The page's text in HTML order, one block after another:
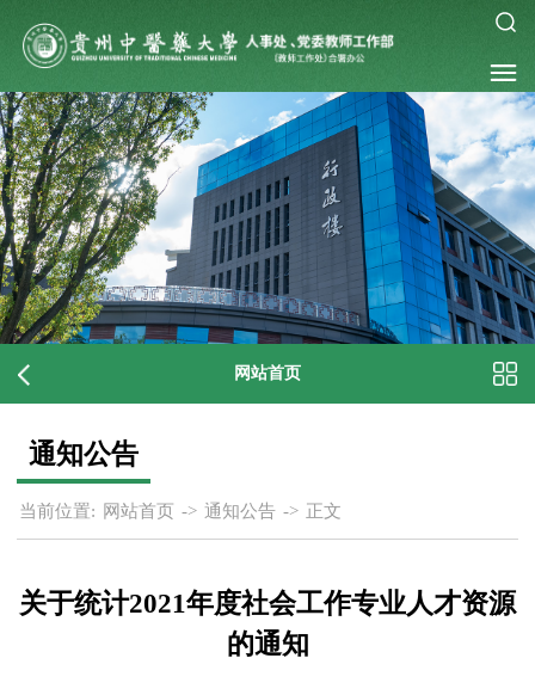
网站首页
通知公告
当前位置: 网站首页 -> 通知公告 -> 正文
关于统计2021年度社会工作专业人才资源
的通知